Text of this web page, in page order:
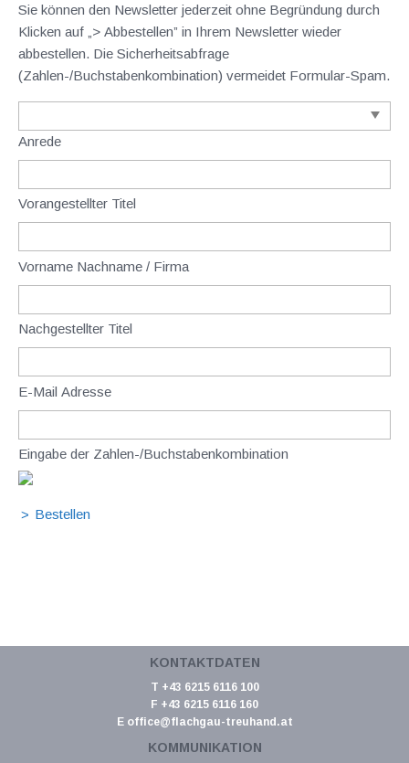
Sie können den Newsletter jederzeit ohne Begründung durch
Klicken auf „> Abbestellen” in Ihrem Newsletter wieder
abbestellen. Die Sicherheitsabfrage
(Zahlen-/Buchstabenkombination) vermeidet Formular-Spam.
Anrede
Vorangestellter Titel
Vorname Nachname / Firma
Nachgestellter Titel
E-Mail Adresse
Eingabe der Zahlen-/Buchstabenkombination
KONTAKTDATEN
T +43 6215 6116 100
F +43 6215 6116 160
E office@flachgau-treuhand.at
KOMMUNIKATION